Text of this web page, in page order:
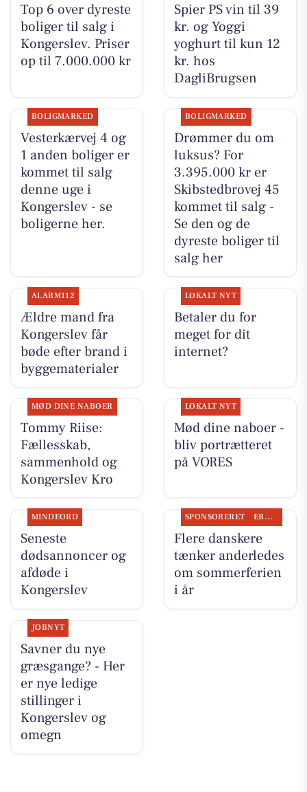
Top 6 over dyreste
boliger til salg i
Kongerslev. Priser
op til 7.000.000 kr
Spier PS vin til 39
kr. og Yoggi
yoghurt til kun 12
kr. hos
DagliBrugsen
BOLIGMARKED
Vesterkærvej 4 og
1 anden boliger er
kommet til salg
denne uge i
Kongerslev - se
boligerne her.
BOLIGMARKED
Drømmer du om
luksus? For
3.395.000 kr er
Skibstedbrovej 45
kommet til salg -
Se den og de
dyreste boliger til
salg her
ALARM112
Ældre mand fra
Kongerslev får
bøde efter brand i
byggematerialer
LOKALT NYT
Betaler du for
meget for dit
internet?
MØD DINE NABOER
Tommy Riise:
Fællesskab,
sammenhold og
Kongerslev Kro
LOKALT NYT
Mød dine naboer -
bliv portrætteret
på VORES
MINDEORD
Seneste
dødsannoncer og
afdøde i
Kongerslev
SPONSORERET ERHVERV
Flere danskere
tænker anderledes
om sommerferien
i år
JOBNYT
Savner du nye
græsgange? - Her
er nye ledige
stillinger i
Kongerslev og
omegn